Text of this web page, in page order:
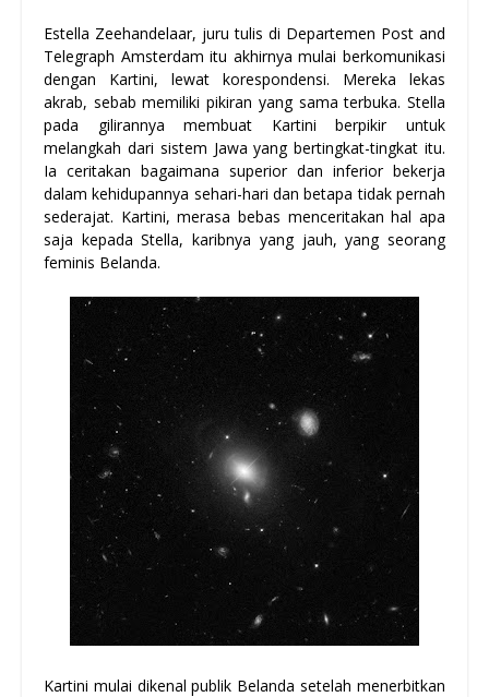
Estella Zeehandelaar, juru tulis di Departemen Post and
Telegraph Amsterdam itu akhirnya mulai berkomunikasi
dengan Kartini, lewat korespondensi. Mereka lekas
akrab, sebab memiliki pikiran yang sama terbuka. Stella
pada gilirannya membuat Kartini berpikir untuk
melangkah dari sistem Jawa yang bertingkat-tingkat itu.
Ia ceritakan bagaimana superior dan inferior bekerja
dalam kehidupannya sehari-hari dan betapa tidak pernah
sederajat. Kartini, merasa bebas menceritakan hal apa
saja kepada Stella, karibnya yang jauh, yang seorang
feminis Belanda.
Kartini mulai dikenal publik Belanda setelah menerbitkan